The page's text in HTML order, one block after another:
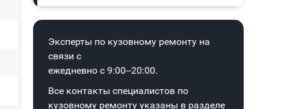
Эксперты по кузовному ремонту на
связи с
ежедневно с 9:00–20:00.
Все контакты специалистов по
кузовному ремонту указаны в разделе